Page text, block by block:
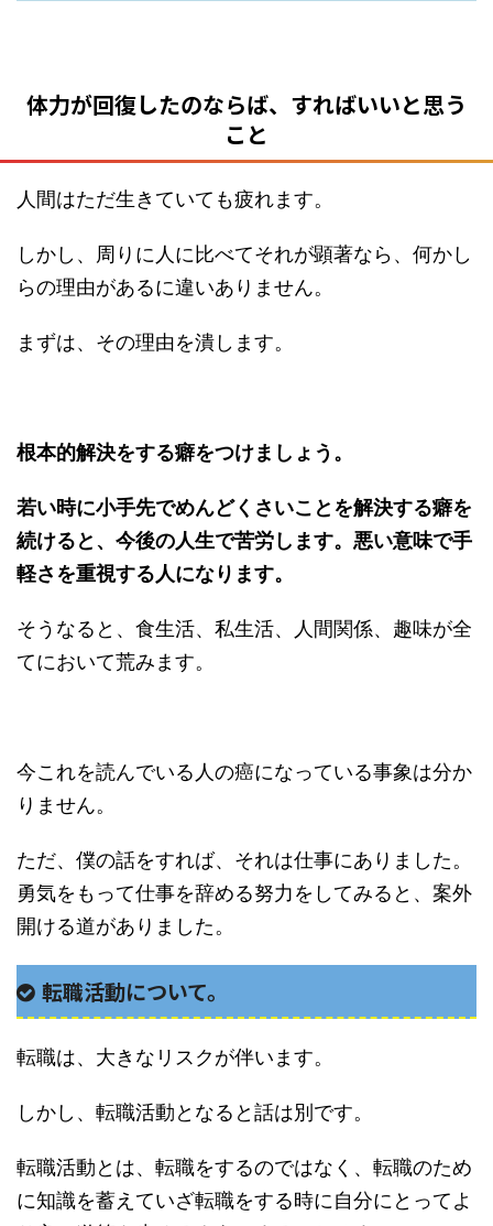
体力が回復したのならば、すればいいと思う
こと
人間はただ生きていても疲れます。
しかし、周りに人に比べてそれが顕著なら、何かし
らの理由があるに違いありません。
まずは、その理由を潰します。
根本的解決をする癖をつけましょう。
若い時に小手先でめんどくさいことを解決する癖を
続けると、今後の人生で苦労します。悪い意味で手
軽さを重視する人になります。
そうなると、食生活、私生活、人間関係、趣味が全
てにおいて荒みます。
今これを読んでいる人の癌になっている事象は分か
りません。
ただ、僕の話をすれば、それは仕事にありました。
勇気をもって仕事を辞める努力をしてみると、案外
開ける道がありました。
転職活動について。
転職は、大きなリスクが伴います。
しかし、転職活動となると話は別です。
転職活動とは、転職をするのではなく、転職のため
に知識を蓄えていざ転職をする時に自分にとってよ